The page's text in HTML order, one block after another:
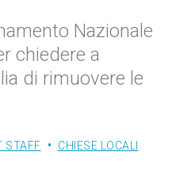
Nazionale
chiedere a
di rimuovere le
STAFF CHIESE LOCALI